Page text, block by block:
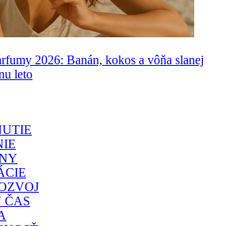
2026: Banán, kokos a vôňa slanej
leto
ČAS